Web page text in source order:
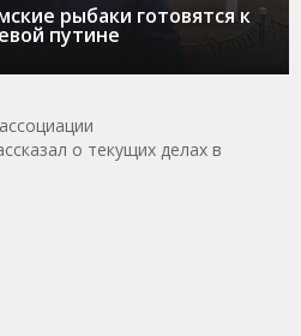
рыбаки готовятся к
путине
о текущих делах в